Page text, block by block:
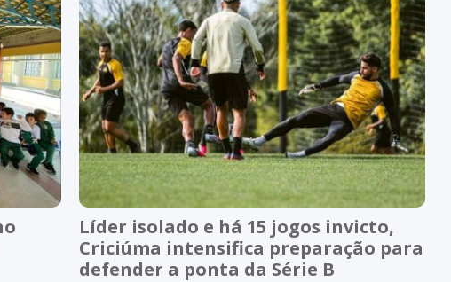
Líder isolado e há 15 jogos invicto,
Criciúma intensifica preparação para
defender a ponta da Série B